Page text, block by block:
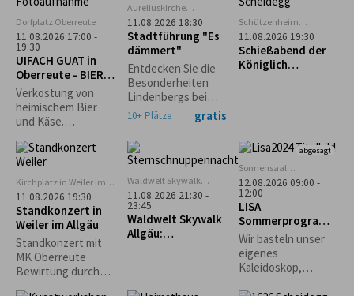
Dorfplatz Oberreute
11.08.2026 17:00 -
19:30
UIFACH GUAT in
Oberreute - BIER &
KÄSE
Verkostung von
heimischem Bier
und Käse.
erforderlich.
Aureliuskirche
Lindenberg
11.08.2026 18:30
Stadtführung "Es
dämmert"
Entdecken Sie die
Besonderheiten
Lindenbergs bei
einem abendlichen
Spaziergang durch
die
Stadtgeschichte
unter kundiger
Führung.
10+ Plätze gratis
Schützenheim
Scheidegg
(ehem. Lokschuppen)
11.08.2026 19:30
Schießabend der
Königlich
Kirchplatz in Weiler im
Allgäu
11.08.2026 19:30
Standkonzert in
Weiler im Allgäu
Standkonzert mit
MK Oberreute
Bewirtung durch
Waldwelt Skywalk
Allgäu, Scheidegg
11.08.2026 21:30 -
23:45
Waldwelt Skywalk
Allgäu:
abgesagt
Sonnensaal
Stiefenhofen
12.08.2026 09:00 -
12:00
LISA
Sommerprogramm
: Kreativ mit
Naturmaterialien
Wir basteln unser
eigenes
Kaleidoskop,